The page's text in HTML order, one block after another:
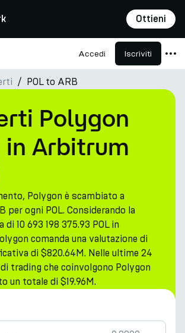
Ottieni
Accedi Iscriviti
POL to ARB
Polygon
in Arbitrum
Polygon è scambiato a
per ogni POL. Considerando la
10 693 198 375.93 POL in
comanda una valutazione di
di $820.64M. Nelle ultime 24
trading che coinvolgono Polygon
un totale di $19.96M.